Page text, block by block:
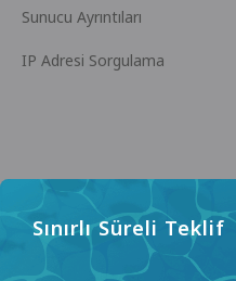
Sınırlı Süreli Teklif
Sunucu Ayrıntıları
IP Adresi Sorgulama
Yardım Merkezi